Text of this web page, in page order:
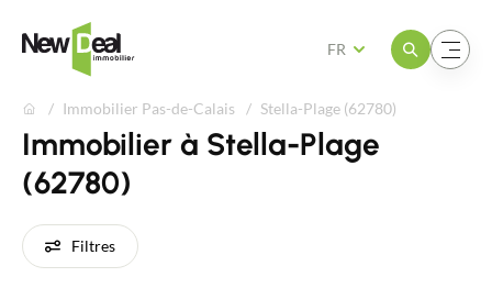
Ouvrir le menuOuvrir le menu
FR
Immobilier Pas-de-Calais Stella-Plage (62780)
Immobilier à Stella-Plage
(62780)
Filtres